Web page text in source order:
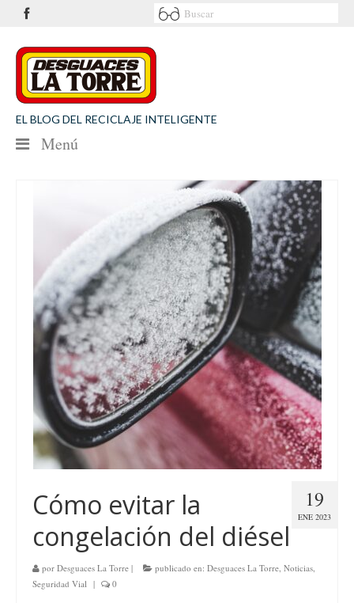
EL BLOG DEL RECICLAJE INTELIGENTE
Menú
MEDIO AMBIENTE
PATROCINIOS
CONTACTO
Desguaces La Torre
19
ENE 2023
Cómo evitar la
congelación del diésel
por Desguaces La Torre | publicado en: Desguaces La Torre, Noticias,
Seguridad Vial | 0